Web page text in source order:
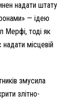
надати штату
— ідею
Мерфі, тоді як
місцевій
змусила
злітно-